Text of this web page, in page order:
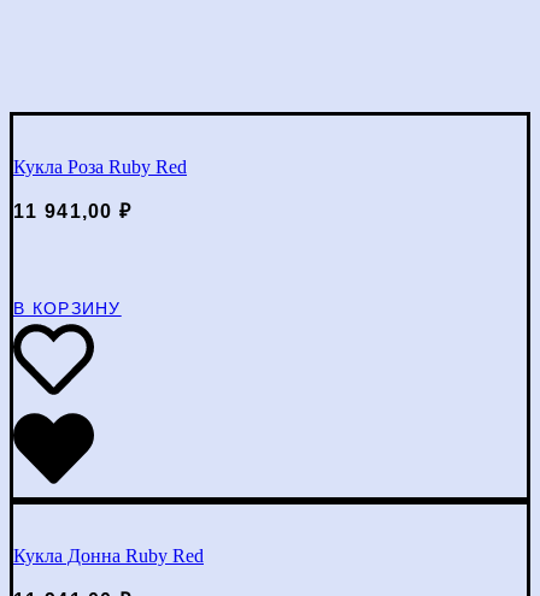
Кукла Роза Ruby Red
11 941,00₽
В КОРЗИНУ
Кукла Донна Ruby Red